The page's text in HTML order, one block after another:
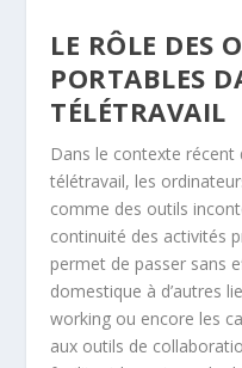
LE RÔLE DES
PORTABLES
TÉLÉTRAVAIL
Dans le contexte récent
télétravail, les
comme des outils
continuité des activités
permet de passer sans
domestique à d’autres
working ou encore les
aux outils de